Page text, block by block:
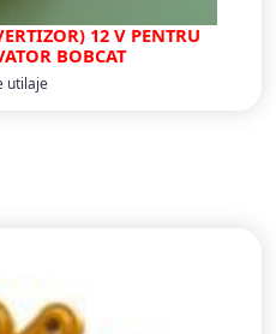
12 V PENTRU
BOBCAT
utilaje